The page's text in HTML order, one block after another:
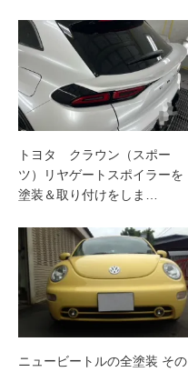
トヨタ クラウン（スポー
ツ）リヤゲートスポイラーを
塗装＆取り付けをしま…
ニュービートルの全塗装 その